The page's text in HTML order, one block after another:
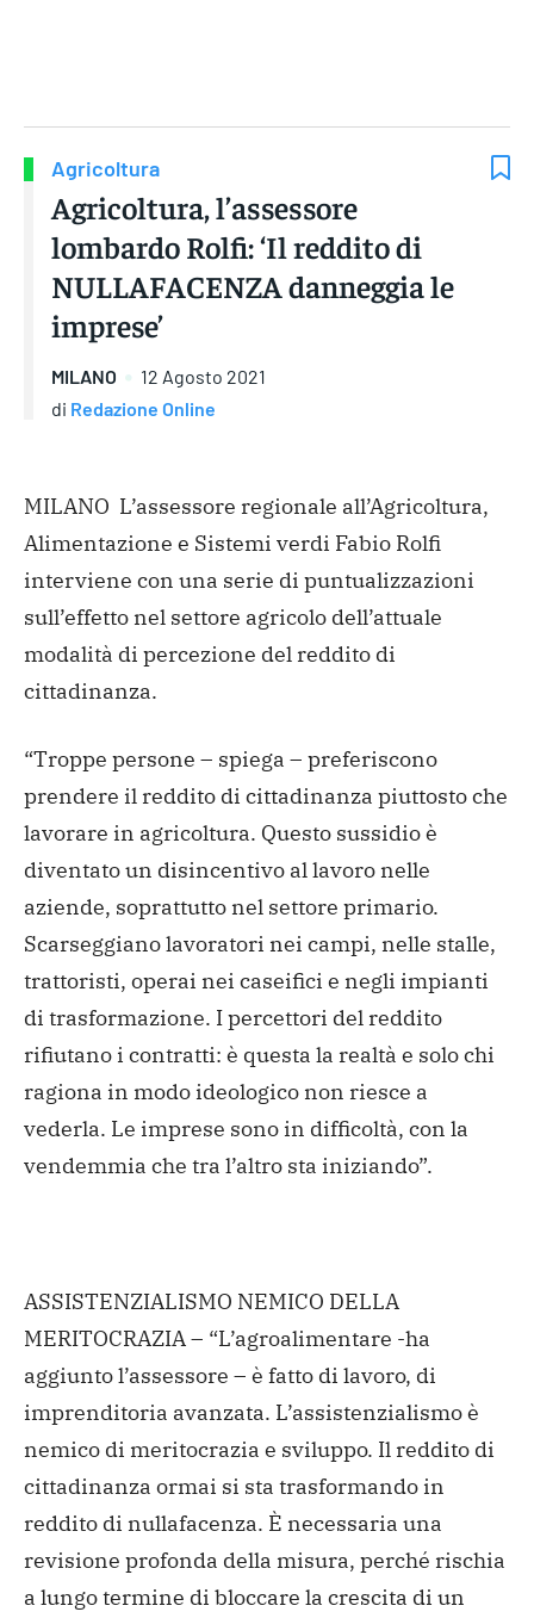
Agricoltura
Agricoltura, l’assessore
lombardo Rolfi: ‘Il reddito di
NULLAFACENZA danneggia le
imprese’
MILANO
12 Agosto 2021
di Redazione Online
MILANO L’assessore regionale all’Agricoltura,
Alimentazione e Sistemi verdi Fabio Rolfi
interviene con una serie di puntualizzazioni
sull’effetto nel settore agricolo dell’attuale
modalità di percezione del reddito di
cittadinanza.
“Troppe persone – spiega – preferiscono
prendere il reddito di cittadinanza piuttosto che
lavorare in agricoltura. Questo sussidio è
diventato un disincentivo al lavoro nelle
aziende, soprattutto nel settore primario.
Scarseggiano lavoratori nei campi, nelle stalle,
trattoristi, operai nei caseifici e negli impianti
di trasformazione. I percettori del reddito
rifiutano i contratti: è questa la realtà e solo chi
ragiona in modo ideologico non riesce a
vederla. Le imprese sono in difficoltà, con la
vendemmia che tra l’altro sta iniziando”.
ASSISTENZIALISMO NEMICO DELLA
MERITOCRAZIA – “L’agroalimentare -ha
aggiunto l’assessore – è fatto di lavoro, di
imprenditoria avanzata. L’assistenzialismo è
nemico di meritocrazia e sviluppo. Il reddito di
cittadinanza ormai si sta trasformando in
reddito di nullafacenza. È necessaria una
revisione profonda della misura, perché rischia
a lungo termine di bloccare la crescita di un